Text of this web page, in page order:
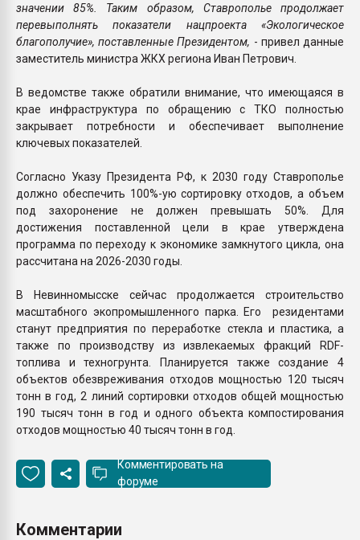
значении 85%. Таким образом, Ставрополье продолжает
перевыполнять показатели нацпроекта «Экологическое
благополучие», поставленные Президентом, - привел данные
заместитель министра ЖКХ региона Иван Петрович.
В ведомстве также обратили внимание, что имеющаяся в
крае инфраструктура по обращению с ТКО полностью
закрывает потребности и обеспечивает выполнение
ключевых показателей.
Согласно Указу Президента РФ, к 2030 году Ставрополье
должно обеспечить 100%-ую сортировку отходов, а объем
под захоронение не должен превышать 50%. Для
достижения поставленной цели в крае утверждена
программа по переходу к экономике замкнутого цикла, она
рассчитана на 2026-2030 годы.
В Невинномысске сейчас продолжается строительство
масштабного экопромышленного парка. Его резидентами
станут предприятия по переработке стекла и пластика, а
также по производству из извлекаемых фракций RDF-
топлива и техногрунта. Планируется также создание 4
объектов обезвреживания отходов мощностью 120 тысяч
тонн в год, 2 линий сортировки отходов общей мощностью
190 тысяч тонн в год и одного объекта компостирования
отходов мощностью 40 тысяч тонн в год.
Комментировать на
форуме
Комментарии